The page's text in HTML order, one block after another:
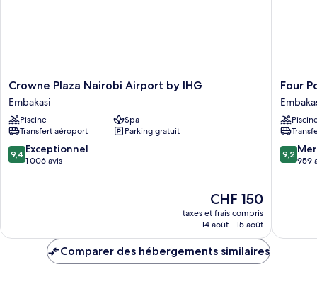
Crowne
Plaza
Nairobi
Airport
by
IHG
Embakasi
Crowne Plaza Nairobi Airport by IHG
Embakasi
Piscine
Spa
Transfert aéroport
Parking gratuit
9.4
sur
9,4 Exceptionnel
1 006 avis
Le
nouveau
prix
de
CHF 150
taxes et frais compris
14 août - 15 août
Four
Points
By
Nairobi
Airport
Four
9.2
sur
9,2
959
Comparer des hébergements similaires